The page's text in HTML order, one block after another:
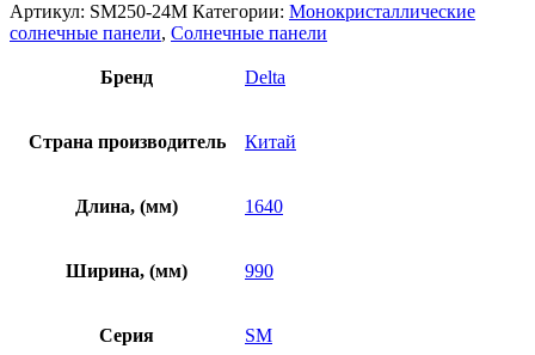
Артикул: SM250-24M Категории: Монокристаллические
солнечные панели, Солнечные панели
Бренд Delta
Страна производитель Китай
Длина, (мм) 1640
Ширина, (мм) 990
Серия SM